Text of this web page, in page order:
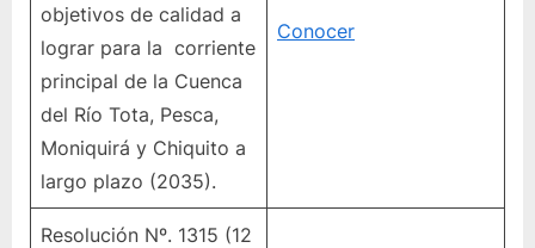
objetivos de calidad a
lograr para la corriente
principal de la Cuenca
del Río Tota, Pesca,
Moniquirá y Chiquito a
largo plazo (2035).
Conocer
Resolución Nº. 1315 (12